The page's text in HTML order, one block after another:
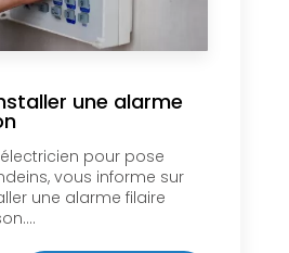
une alarme
électricien pour pose
vous informe sur
une alarme filaire